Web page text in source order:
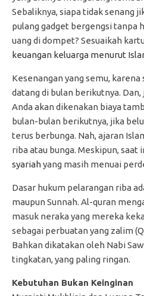
Sebaliknya, siapa tidak senang
pulang gadget bergengsi tanpa
uang di dompet? Sesuaikah
keuangan keluarga menurut
Kesenangan yang semu,
datang di bulan berikutnya.
Anda akan dikenakan biaya
bulan-bulan berikutnya, jika
terus berbunga. Nah, ajaran
riba atau bunga. Meskipun, saat
syariahyang masih menuai
Dasar hukum pelarangan riba
maupun Sunnah. Al-quran
masuk neraka yang mereka
sebagai perbuatan yang zalim
Bahkan dikatakan oleh Nabi
tingkatan, yang paling ringan.
Kebutuhan Bukan Keinginan